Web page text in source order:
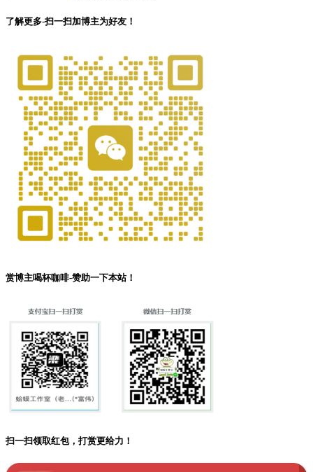
了解更多-扫一扫加博主为好友！
赏博主喝杯咖啡-赞助一下本站！
扫一扫领取红包，打赏更给力！